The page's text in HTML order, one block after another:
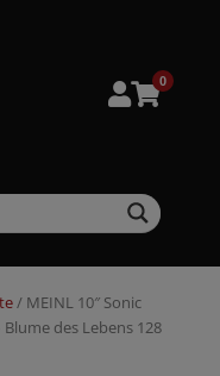
0
/ MEINL 10″ Sonic
des Lebens 128